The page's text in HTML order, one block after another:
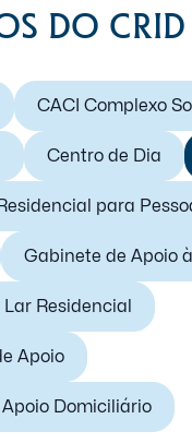
DO CRID
CACI Complexo
Centro de Dia
para
Gabinete de Apoio
Lar Residencial
Apoio
Domiciliário